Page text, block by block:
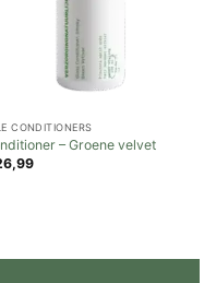
CONDITIONERS
– Groene velvet